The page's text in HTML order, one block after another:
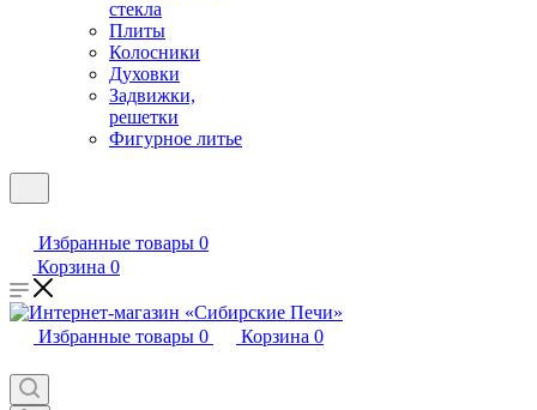
стекла
Плиты
Колосники
Духовки
Задвижки,
решетки
Фигурное литье
Избранные товары 0
Корзина 0
Избранные товары 0 Корзина 0